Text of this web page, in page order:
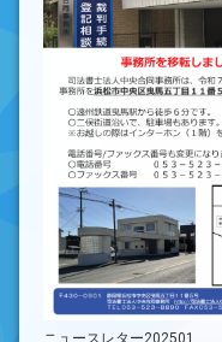
ニュースレター202501